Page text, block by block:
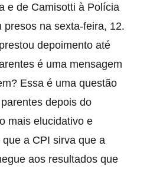
e de Camisotti à Polícia
presos na sexta-feira, 12.
depoimento até
é uma mensagem
Essa é uma questão
depois do
mais elucidativo e
a CPI sirva que a
aos resultados que